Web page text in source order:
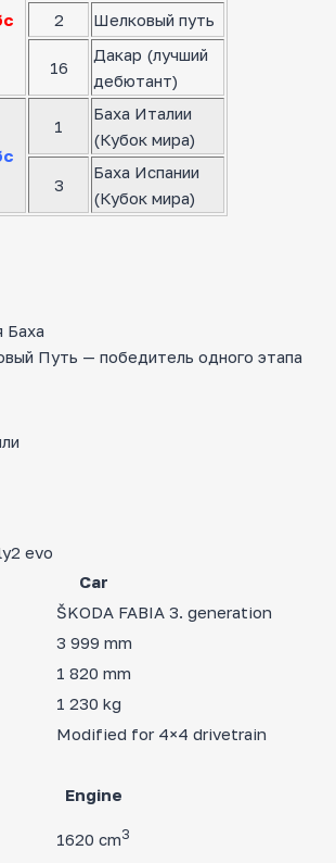
2 Шелковый путь
16
Дакар (лучший
дебютант)
1
Баха Италии
(Кубок мира)
3
Баха Испании
(Кубок мира)
Баха
Путь — победитель одного этапа
evo
Car
ŠKODA FABIA 3. generation
3 999 mm
1 820 mm
1 230 kg
Modified for 4×4 drivetrain
Engine
1620 cm3